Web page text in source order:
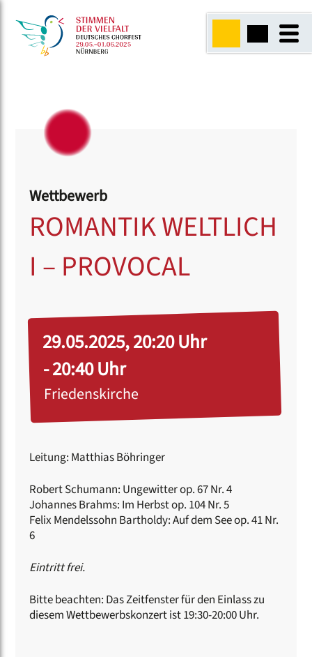
Wettbewerb
ROMANTIK WELTLICH
I – PROVOCAL
29.05.2025, 20:20 Uhr
- 20:40 Uhr
Friedenskirche
Leitung: Matthias Böhringer
Robert Schumann: Ungewitter op. 67 Nr. 4
Johannes Brahms: Im Herbst op. 104 Nr. 5
Felix Mendelssohn Bartholdy: Auf dem See op. 41 Nr.
6
Eintritt frei.
Bitte beachten: Das Zeitfenster für den Einlass zu
diesem Wettbewerbskonzert ist 19:30-20:00 Uhr.